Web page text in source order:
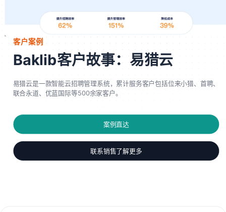
客户案例
Baklib客户故事：易猎云
易猎云是一款智能云招聘管理系统，累计服务客户包括位来小猎、首聘、
联合永道、优蓝国际等500余家客户。
案例直达
联系销售了解更多